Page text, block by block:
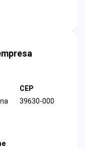
CEP
39630-000